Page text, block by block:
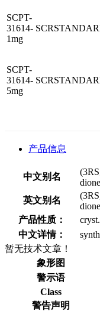
SCPT-
31614-
1mg
SCPT-
31614-
5mg
产品信息
中文别名
英文别名
产品性质：
cryst.
中文详情：
暂无技术文章！
象形图
警示语
Class
警告声明